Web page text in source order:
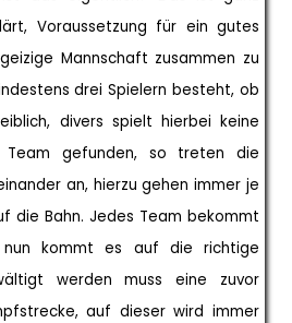
Voraussetzung für ein gutes
Mannschaft zusammen zu
drei Spielern besteht, ob
divers spielt hierbei keine
gefunden, so treten die
an, hierzu gehen immer je
die Bahn. Jedes Team bekommt
nun kommt es auf die richtige
werden muss eine zuvor
auf dieser wird immer